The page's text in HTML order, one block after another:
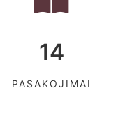
14
PASAKOJIMAI